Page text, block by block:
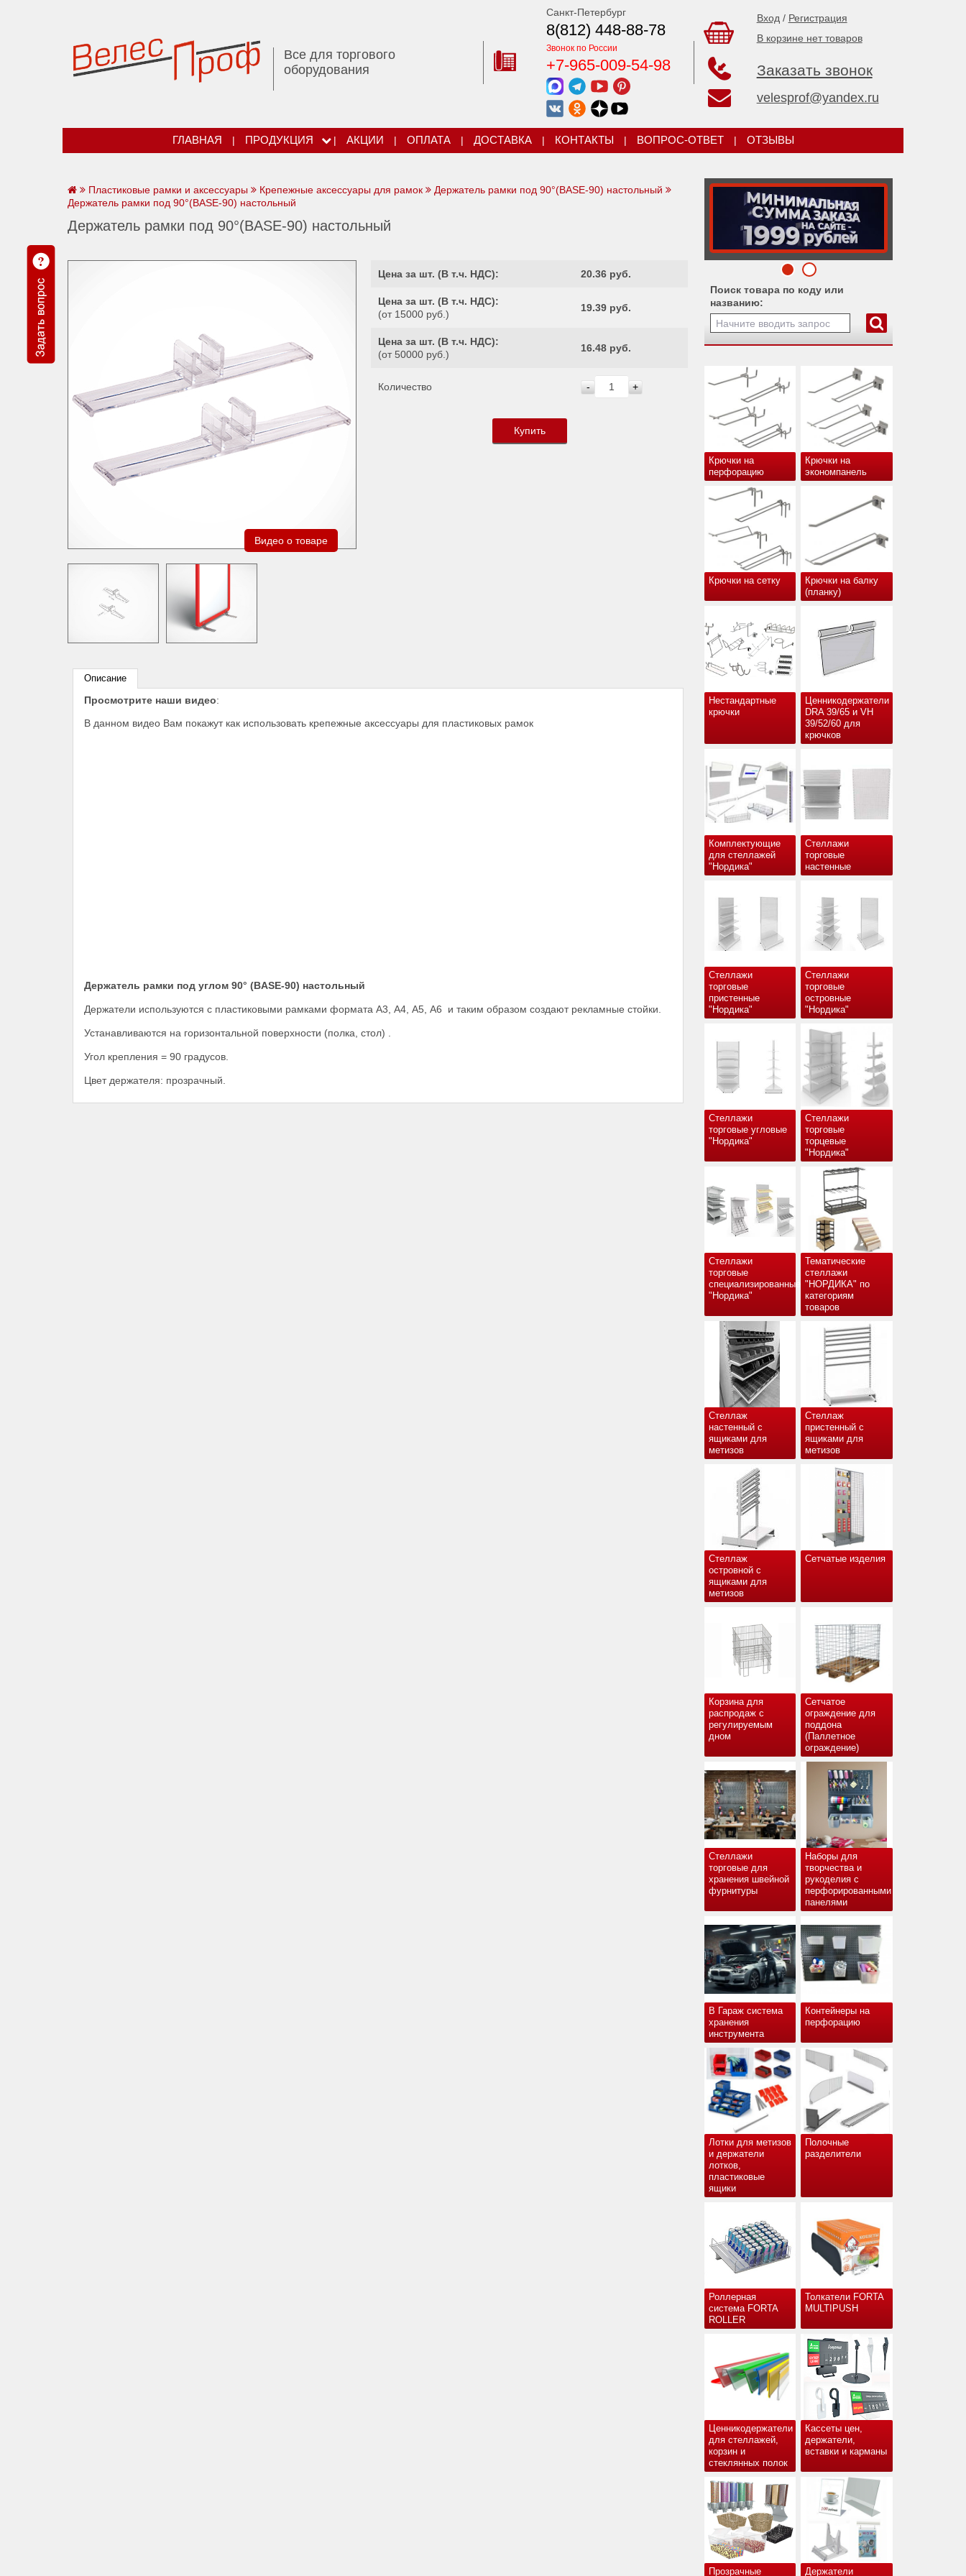
Все для торгового
оборудования
Санкт-Петербург
8(812) 448-88-78
Звонок по России
+7-965-009-54-98
Вход / Регистрация
В корзине нет товаров
Заказать звонок
velesprof@yandex.ru
ГЛАВНАЯ | ПРОДУКЦИЯ | АКЦИИ | ОПЛАТА | ДОСТАВКА | КОНТАКТЫ | ВОПРОС-ОТВЕТ | ОТЗЫВЫ
Поиск товара по коду или
названию:
Крючки на
перфорацию
Крючки на
экономпанель
Крючки на сетку
Крючки на балку
(планку)
Нестандартные
крючки
Ценникодержатели
DRA 39/65 и VH
39/52/60 для
крючков
Комплектующие
для стеллажей
"Нордика"
Стеллажи
торговые
настенные
Стеллажи
торговые
пристенные
"Нордика"
Стеллажи
торговые
островные
"Нордика"
Стеллажи
торговые угловые
"Нордика"
Стеллажи
торговые
торцевые
"Нордика"
Стеллажи
торговые
специализированные
"Нордика"
Тематические
стеллажи
"НОРДИКА" по
категориям
товаров
Стеллаж
настенный с
ящиками для
метизов
Стеллаж
пристенный с
ящиками для
метизов
Стеллаж
островной с
ящиками для
метизов
Сетчатые изделия
Корзина для
распродаж с
регулируемым
дном
Сетчатое
ограждение для
поддона
(Паллетное
ограждение)
Стеллажи
торговые для
хранения швейной
фурнитуры
Наборы для
творчества и
рукоделия с
перфорированными
панелями
В Гараж система
хранения
инструмента
Контейнеры на
перфорацию
Лотки для метизов
и держатели
лотков,
пластиковые
ящики
Полочные
разделители
Роллерная
система FORTA
ROLLER
Толкатели FORTA
MULTIPUSH
Ценникодержатели
для стеллажей,
корзин и
стеклянных полок
Кассеты цен,
держатели,
вставки и карманы
Прозрачные Держатели
Пластиковые рамки и аксессуары Крепежные аксессуары для рамок
Держатель рамки под 90°(BASE-90) настольный
Держатель рамки под 90°(BASE-90) настольный
Держатель рамки под 90°(BASE-90) настольный
Видео о товаре
Цена за шт. (В т.ч. НДС): 20.36 руб.
Цена за шт. (В т.ч. НДС):
(от 15000 руб.)
19.39 руб.
Цена за шт. (В т.ч. НДС):
(от 50000 руб.)
16.48 руб.
Количество - +
Купить
Описание
Просмотрите наши видео:
В данном видео Вам покажут как использовать крепежные аксессуары для пластиковых рамок
Держатель рамки под углом 90° (BASE-90) настольный
Держатели используются с пластиковыми рамками формата А3, А4, А5, А6 и таким образом создают рекламные стойки.
Устанавливаются на горизонтальной поверхности (полка, стол) .
Угол крепления = 90 градусов.
Цвет держателя: прозрачный.